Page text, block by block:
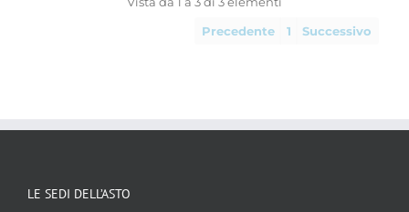
Precedente 1 Successivo
LE SEDI DELL’ASTO